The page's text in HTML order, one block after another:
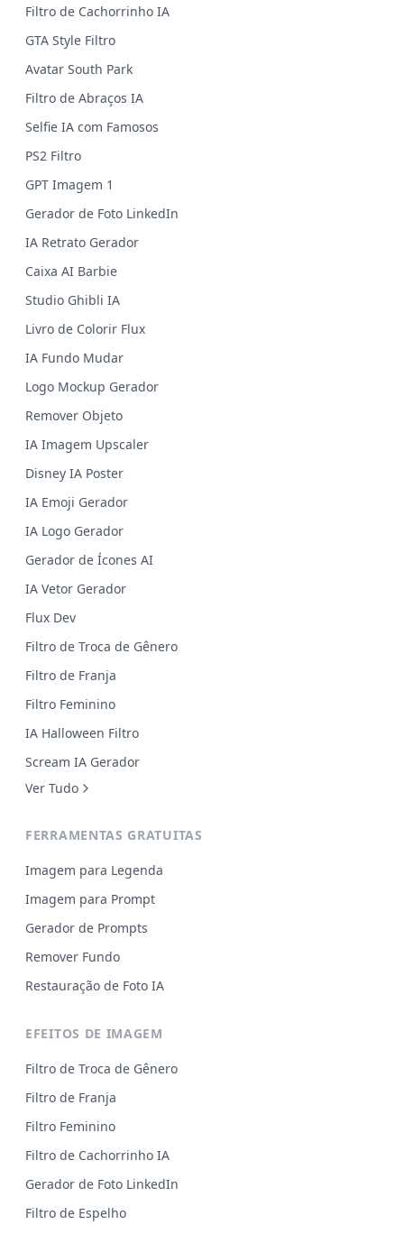
Filtro de Cachorrinho IA
GTA Style Filtro
Avatar South Park
Filtro de Abraços IA
Selfie IA com Famosos
PS2 Filtro
GPT Imagem 1
Gerador de Foto LinkedIn
IA Retrato Gerador
Caixa AI Barbie
Studio Ghibli IA
Livro de Colorir Flux
IA Fundo Mudar
Logo Mockup Gerador
Remover Objeto
IA Imagem Upscaler
Disney IA Poster
IA Emoji Gerador
IA Logo Gerador
Gerador de Ícones AI
IA Vetor Gerador
Flux Dev
Filtro de Troca de Gênero
Filtro de Franja
Filtro Feminino
IA Halloween Filtro
Scream IA Gerador
Ver Tudo
FERRAMENTAS GRATUITAS
Imagem para Legenda
Imagem para Prompt
Gerador de Prompts
Remover Fundo
Restauração de Foto IA
EFEITOS DE IMAGEM
Filtro de Troca de Gênero
Filtro de Franja
Filtro Feminino
Filtro de Cachorrinho IA
Gerador de Foto LinkedIn
Filtro de Espelho